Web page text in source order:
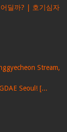
딜까? | 호기심자
Stream,
Seoul! [...